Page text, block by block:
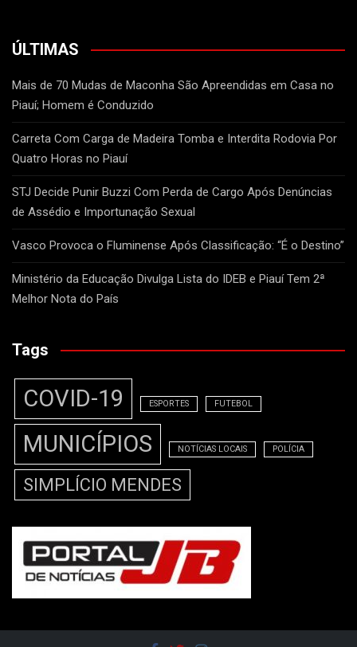
ÚLTIMAS
Mais de 70 Mudas de Maconha São Apreendidas em Casa no
Piauí; Homem é Conduzido
Carreta Com Carga de Madeira Tomba e Interdita Rodovia Por
Quatro Horas no Piauí
STJ Decide Punir Buzzi Com Perda de Cargo Após Denúncias
de Assédio e Importunação Sexual
Vasco Provoca o Fluminense Após Classificação: “É o Destino”
Ministério da Educação Divulga Lista do IDEB e Piauí Tem 2ª
Melhor Nota do País
Tags
COVID-19 ESPORTES FUTEBOL
MUNICÍPIOS NOTÍCIAS LOCAIS POLÍCIA
SIMPLÍCIO MENDES